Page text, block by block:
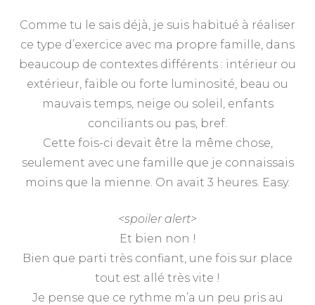
Comme tu le sais déjà, je suis habitué à réaliser
ce type d’exercice avec ma propre famille, dans
beaucoup de contextes différents : intérieur ou
extérieur, faible ou forte luminosité, beau ou
mauvais temps, neige ou soleil, enfants
conciliants ou pas, bref.
Cette fois-ci devait être la même chose,
seulement avec une famille que je connaissais
moins que la mienne. On avait 3 heures. Easy.
<spoiler alert>
Et bien non !
Bien que parti très confiant, une fois sur place
tout est allé très vite !
Je pense que ce rythme m’a un peu pris au